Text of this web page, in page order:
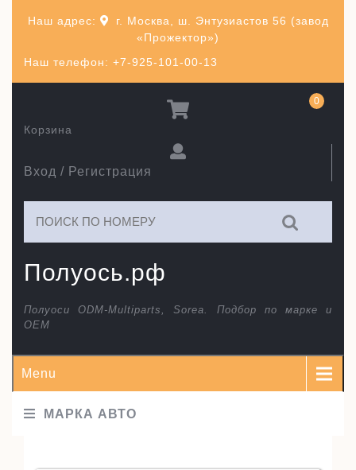
Наш телефон: +7-925-101-00-13
Наш адрес:
г. Москва, ш. Энтузиастов 56 (завод
«Прожектор»)
Полуось.рф
Полуоси ODM-Multiparts, Sorea. Подбор по марке и
ОЕМ
Вход / Регистрация
Корзина
0
Menu
МАРКА АВТО